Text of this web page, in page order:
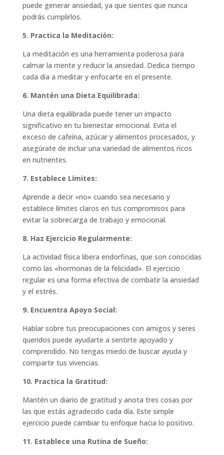
puede generar ansiedad, ya que sientes que nunca
podrás cumplirlos.
5. Practica la Meditación:
La meditación es una herramienta poderosa para
calmar la mente y reducir la ansiedad. Dedica tiempo
cada día a meditar y enfocarte en el presente.
6. Mantén una Dieta Equilibrada:
Una dieta equilibrada puede tener un impacto
significativo en tu bienestar emocional. Evita el
exceso de cafeína, azúcar y alimentos procesados, y
asegúrate de incluir una variedad de alimentos ricos
en nutrientes.
7. Establece Límites:
Aprende a decir «no» cuando sea necesario y
establece límites claros en tus compromisos para
evitar la sobrecarga de trabajo y emocional.
8. Haz Ejercicio Regularmente:
La actividad física libera endorfinas, que son conocidas
como las «hormonas de la felicidad». El ejercicio
regular es una forma efectiva de combatir la ansiedad
y el estrés.
9. Encuentra Apoyo Social:
Hablar sobre tus preocupaciones con amigos y seres
queridos puede ayudarte a sentirte apoyado y
comprendido. No tengas miedo de buscar ayuda y
compartir tus vivencias.
10. Practica la Gratitud:
Mantén un diario de gratitud y anota tres cosas por
las que estás agradecido cada día. Este simple
ejercicio puede cambiar tu enfoque hacia lo positivo.
11. Establece una Rutina de Sueño: